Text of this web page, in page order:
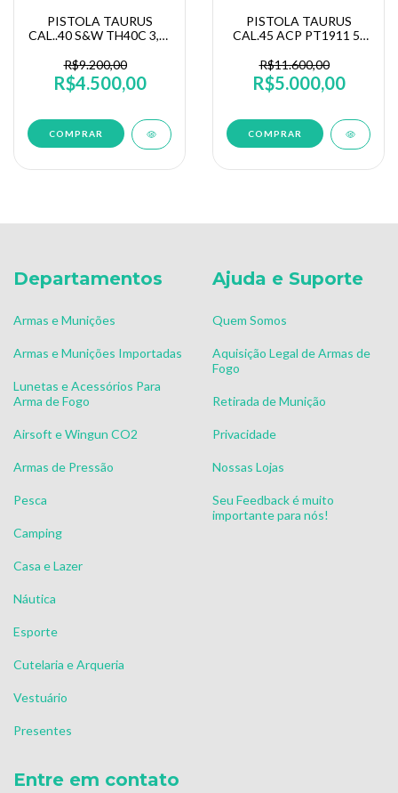
PISTOLA TAURUS
CAL..40 S&W TH40C 3,5"
R$9.200,00
R$4.500,00
PISTOLA TAURUS
CAL.45 ACP PT1911 5"
CLÁSSICA
R$11.600,00
R$5.000,00
Departamentos
Armas e Munições
Armas e Munições Importadas
Lunetas e Acessórios Para
Arma de Fogo
Airsoft e Wingun CO2
Armas de Pressão
Pesca
Camping
Casa e Lazer
Náutica
Esporte
Cutelaria e Arqueria
Vestuário
Presentes
Ajuda e Suporte
Quem Somos
Aquisição Legal de Armas de
Fogo
Retirada de Munição
Privacidade
Nossas Lojas
Seu Feedback é muito
importante para nós!
Entre em contato